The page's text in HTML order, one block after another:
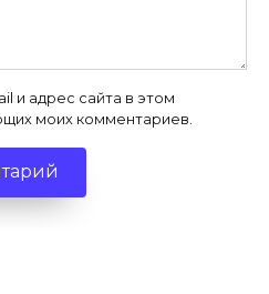
и адрес сайта в этом
моих комментариев.